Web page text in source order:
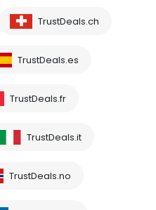
TrustDeals.ch
TrustDeals.es
TrustDeals.fr
TrustDeals.it
TrustDeals.no